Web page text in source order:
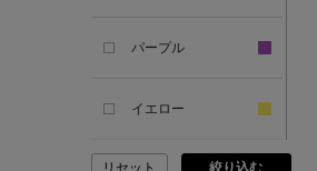
ANCELLM
パープル
イエロー
リセット 絞り込む